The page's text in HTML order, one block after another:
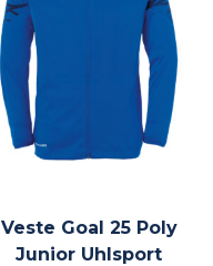
Veste Goal 25 Poly
Junior Uhlsport